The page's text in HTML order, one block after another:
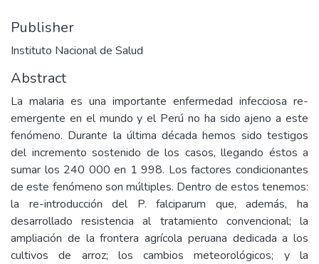
Publisher
Instituto Nacional de Salud
Abstract
La malaria es una importante enfermedad infecciosa re-
emergente en el mundo y el Perú no ha sido ajeno a este
fenómeno. Durante la última década hemos sido testigos
del incremento sostenido de los casos, llegando éstos a
sumar los 240 000 en 1 998. Los factores condicionantes
de este fenómeno son múltiples. Dentro de estos tenemos:
la re-introducción del P. falciparum que, además, ha
desarrollado resistencia al tratamiento convencional; la
ampliación de la frontera agrícola peruana dedicada a los
cultivos de arroz; los cambios meteorológicos; y la